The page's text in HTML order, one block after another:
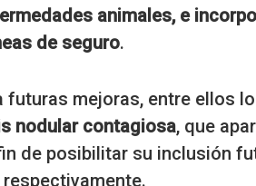
animales, e
de seguro.
futuras mejoras, entre ellos
nodular contagiosa, que
de posibilitar su inclusión